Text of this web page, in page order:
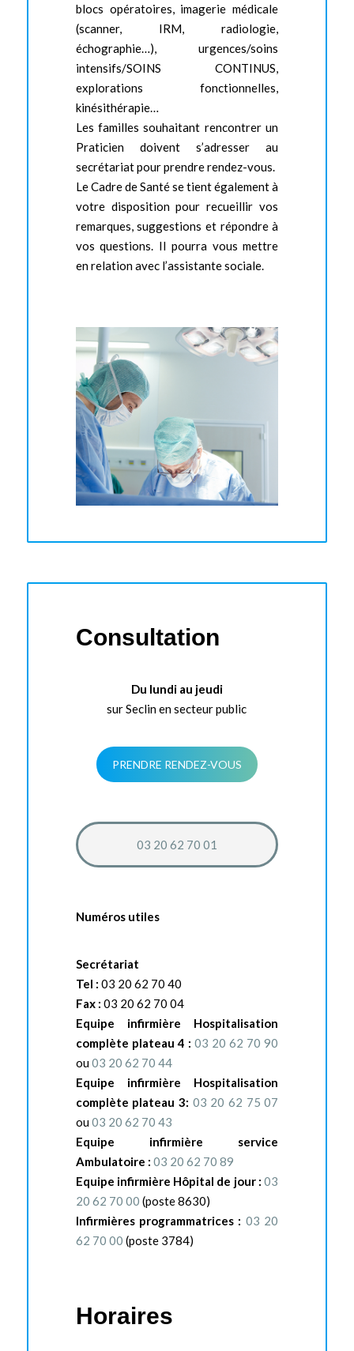
blocs opératoires, imagerie médicale
(scanner, IRM, radiologie,
échographie…), urgences/soins
intensifs/SOINS CONTINUS,
explorations fonctionnelles,
kinésithérapie…
Les familles souhaitant rencontrer un
Praticien doivent s’adresser au
secrétariat pour prendre rendez-vous.
Le Cadre de Santé se tient également à
votre disposition pour recueillir vos
remarques, suggestions et répondre à
vos questions. Il pourra vous mettre
en relation avec l’assistante sociale.
Consultation
Du lundi au jeudi
sur Seclin en secteur public
PRENDRE RENDEZ-VOUS
03 20 62 70 01
Numéros utiles
Secrétariat
Tel : 03 20 62 70 40
Fax : 03 20 62 70 04
Equipe infirmière Hospitalisation
complète plateau 4 : 03 20 62 70 90
ou03 20 62 70 44
Equipe infirmière Hospitalisation
complète plateau 3: 03 20 62 75 07
ou03 20 62 70 43
Equipe infirmière service
Ambulatoire : 03 20 62 70 89
Equipe infirmière Hôpital de jour : 03
20 62 70 00 (poste 8630)
Infirmières programmatrices : 03 20
62 70 00 (poste 3784)
Horaires